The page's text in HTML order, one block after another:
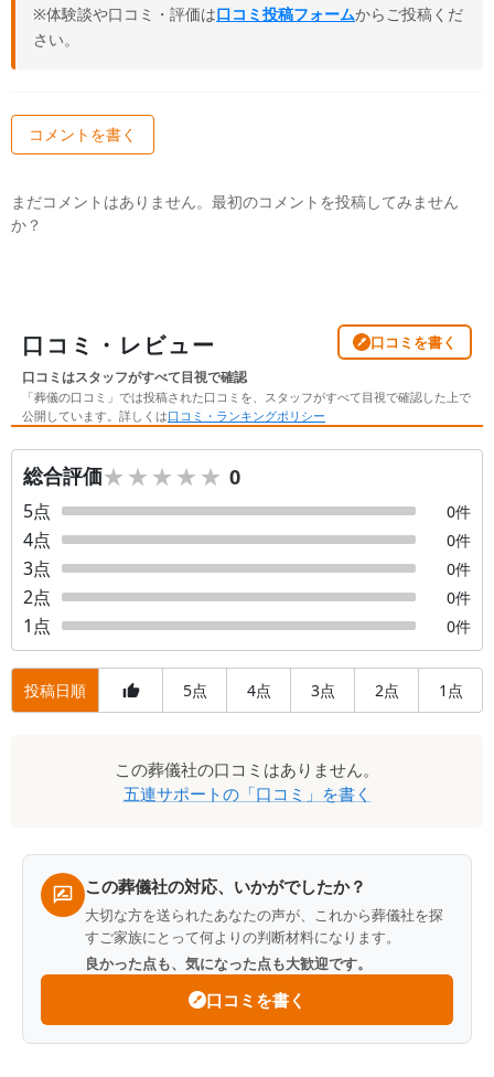
※体験談や口コミ・評価は口コミ投稿フォームからご投稿くだ
さい。
コメントを書く
まだコメントはありません。最初のコメントを投稿してみません
か？
口コミ・レビュー 口コミを書く
口コミはスタッフがすべて目視で確認
「葬儀の口コミ」では投稿された口コミを、スタッフがすべて目視で確認した上で
公開しています。詳しくは口コミ・ランキングポリシー
総合評価★★★★★
★★★★★ 0
5点 0件
4点 0件
3点 0件
2点 0件
1 点 0件
投稿日順 5点 4点 3点 2点 1 点
この葬儀社の口コミはありません。
五連サポートの「口コミ」を書く
この葬儀社の対応、いかがでしたか？
大切な方を送られたあなたの声が、これから葬儀社を探
すご家族にとって何よりの判断材料になります。
良かった点も、気になった点も大歓迎です。
口コミを書く